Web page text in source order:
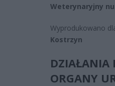
Weterynaryjny
Wyprodukowano
Kostrzyn
DZIAŁANIA
ORGANY